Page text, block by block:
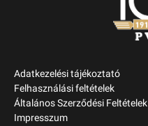
Adatkezelési tájékoztató
Felhasználási feltételek
Általános Szerződési Feltételek
Impresszum